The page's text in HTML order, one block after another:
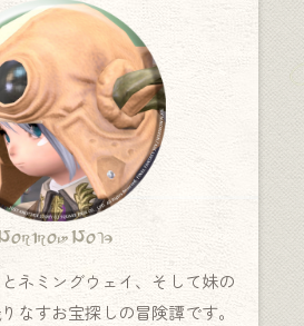
Note
ネミングウェイ、そして妹の
なすお宝探しの冒険譚です。